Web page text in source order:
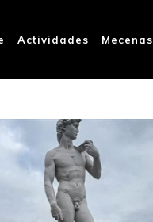
Actividades Mecenas